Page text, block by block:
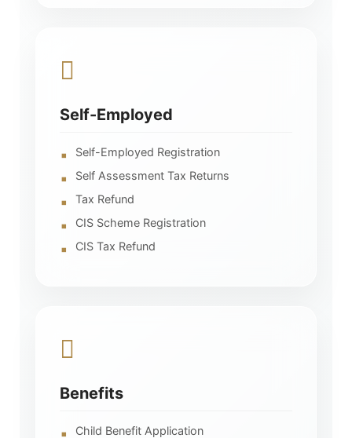
Self-Employed
Self-Employed Registration
Self Assessment Tax Returns
Tax Refund
CIS Scheme Registration
CIS Tax Refund
Benefits
Child Benefit Application